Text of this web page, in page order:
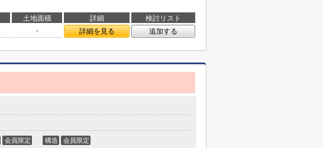
土地面積 詳細
検討リスト
- 詳細を見る 追加する
会員限定 構造 会員限定